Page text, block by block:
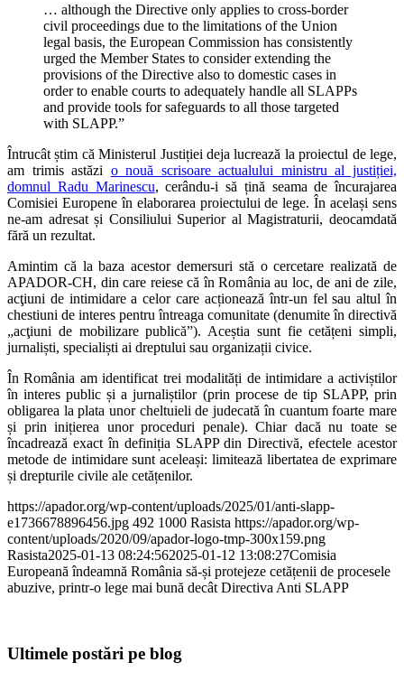
… although the Directive only applies to cross-border
civil proceedings due to the limitations of the Union
legal basis, the European Commission has consistently
urged the Member States to consider extending the
provisions of the Directive also to domestic cases in
order to enable courts to adequately handle all SLAPPs
and provide tools for safeguards to all those targeted
with SLAPP.”
Întrucât știm că Ministerul Justiției deja lucrează la proiectul de lege,
am trimis astăzi o nouă scrisoare actualului ministru al justiției,
domnul Radu Marinescu, cerându-i să țină seama de încurajarea
Comisiei Europene în elaborarea proiectului de lege. În același sens
ne-am adresat și Consiliului Superior al Magistraturii, deocamdată
fără un rezultat.
Amintim că la baza acestor demersuri stă o cercetare realizată de
APADOR-CH, din care reiese că în România au loc, de ani de zile,
acţiuni de intimidare a celor care acționează într-un fel sau altul în
chestiuni de interes pentru întreaga comunitate (denumite în directivă
„acţiuni de mobilizare publică”). Aceștia sunt fie cetățeni simpli,
jurnaliști, specialiști ai dreptului sau organizații civice.
În România am identificat trei modalități de intimidare a activiștilor
în interes public și a jurnaliștilor (prin procese de tip SLAPP, prin
obligarea la plata unor cheltuieli de judecată în cuantum foarte mare
și prin inițierea unor proceduri penale). Chiar dacă nu toate se
încadrează exact în definiția SLAPP din Directivă, efectele acestor
metode de intimidare sunt aceleași: limitează libertatea de exprimare
și drepturile civile ale cetățenilor.
https://apador.org/wp-content/uploads/2025/01/anti-slapp-
e1736678896456.jpg 492 1000 Rasista https://apador.org/wp-
content/uploads/2020/09/apador-logo-tmp-300x159.png
Rasista2025-01-13 08:24:562025-01-12 13:08:27Comisia
Europeană îndeamnă România să-și protejeze cetățenii de procesele
abuzive, printr-o lege mai bună decât Directiva Anti SLAPP
Ultimele postări pe blog